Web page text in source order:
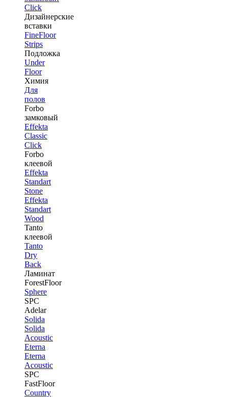
Click
Дизайнерские
вставки
FineFloor
Strips
Подложка
Under
Floor
Химия
Для
полов
Forbo
замковый
Effekta
Classic
Click
Forbo
клеевой
Effekta
Standart
Stone
Effekta
Standart
Wood
Tanto
клеевой
Tanto
Dry
Back
Ламинат
ForestFloor
Sphere
SPC
Adelar
Solida
Solida
Acoustic
Eterna
Eterna
Acoustic
SPC
FastFloor
Country